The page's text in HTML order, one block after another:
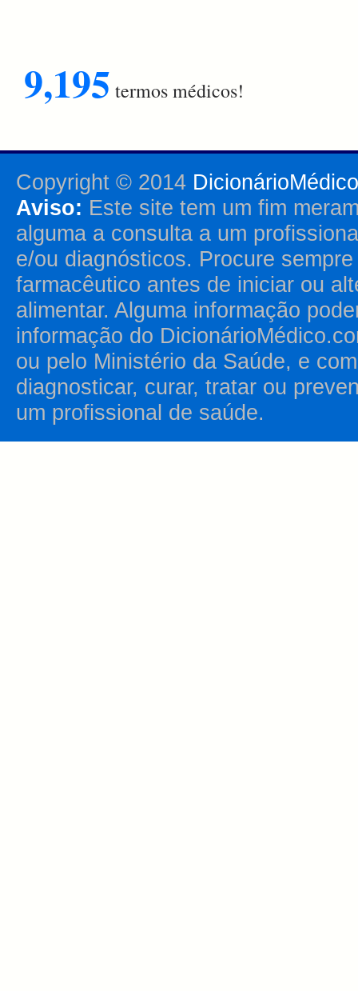
9,195 termos médicos!
Copyright © 2014
Aviso: Este site tem um fim
alguma a consulta a um
e/ou diagnósticos. Procure
farmacêutico antes de iniciar ou
alimentar. Alguma informação
informação do
ou pelo Ministério da Saúde, e
diagnosticar, curar, tratar ou
um profissional de saúde.